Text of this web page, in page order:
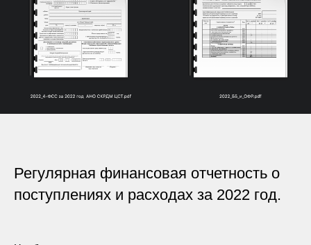
Регулярная финансовая отчетность о
поступлениях и расходах за 2022 год.